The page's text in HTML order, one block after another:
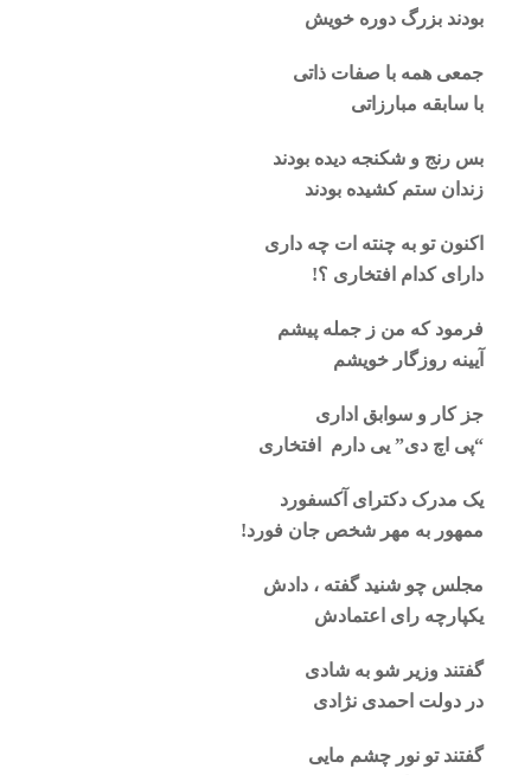
بودند بزرگ دوره خویش
جمعی همه با صفات ذاتی
با سابقه مبارزاتی
بس رنج و شکنجه دیده بودند
زندان ستم کشیده بودند
اکنون تو به چنته ات چه داری
دارای کدام افتخاری ؟!
فرمود که من ز جمله پیشم
آیینه روزگار خویشم
جز کار و سوابق اداری
“پی اچ دی” یی دارم افتخاری
یک مدرک دکترای آکسفورد
ممهور به مهر شخص جان فورد!
مجلس چو شنید گفته ، دادش
یکپارچه رای اعتمادش
گفتند وزیر شو به شادی
در دولت احمدی نژادی
گفتند تو نور چشم مایی